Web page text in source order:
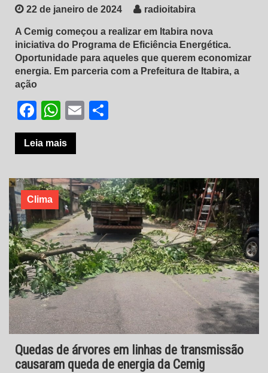
22 de janeiro de 2024 radioitabira
A Cemig começou a realizar em Itabira nova
iniciativa do Programa de Eficiência Energética.
Oportunidade para aqueles que querem economizar
energia. Em parceria com a Prefeitura de Itabira, a
ação
Facebook
WhatsApp
Email
Leia mais
Clima
Quedas de árvores em linhas de transmissão
causaram queda de energia da Cemig